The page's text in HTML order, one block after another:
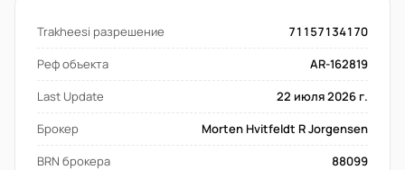
Trakheesi разрешение
71157134170
Реф объекта
AR-162819
Last Update
22 июля 2026 г.
Брокер
Morten Hvitfeldt R Jorgensen
BRN брокера
88099